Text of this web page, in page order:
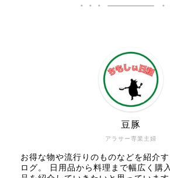
アラサー専業主婦
豆豚
お得な物や流行りのものなどを紹介
ログ。 日用品から料理まで幅広く購